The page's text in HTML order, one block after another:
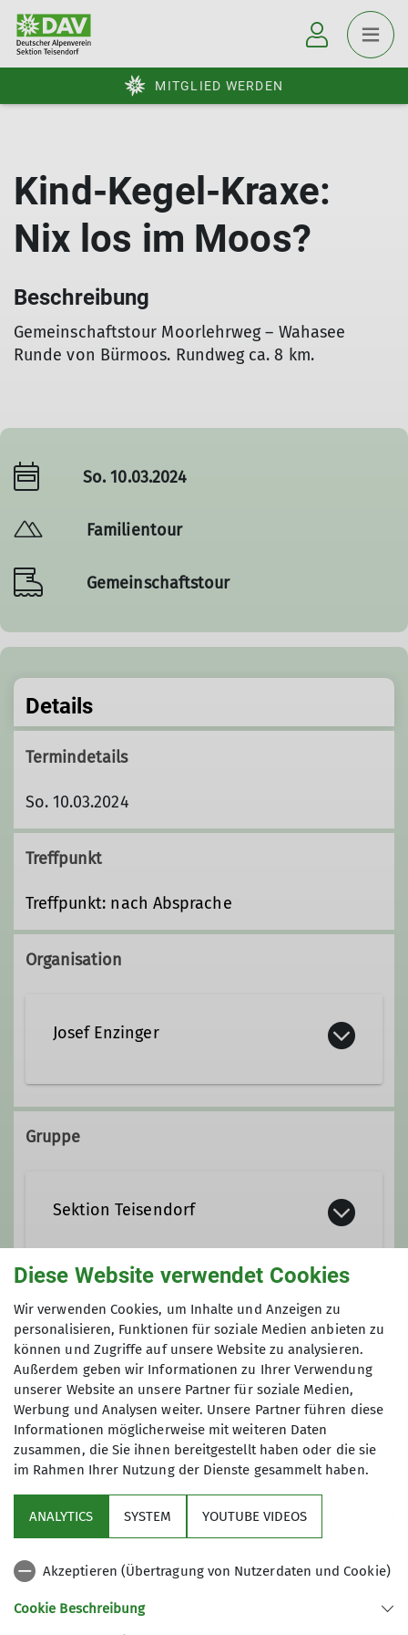
MITGLIED WERDEN
Kind-Kegel-Kraxe:
Nix los im Moos?
Beschreibung
Gemeinschaftstour Moorlehrweg – Wahasee
Runde von Bürmoos. Rundweg ca. 8 km.
So. 10.03.2024
Familientour
Gemeinschaftstour
Details
Termindetails
So. 10.03.2024
Treffpunkt
Treffpunkt: nach Absprache
Organisation
Josef Enzinger
+49 171 6798145
Trainer*in C Bergsteigen
Ämter
Jugendreferent*in
Gruppe
Sektion Teisendorf
Kind-Kegel-Kraxe
wichtige Infos
Partner
Diese Website verwendet Cookies
Wir verwenden Cookies, um Inhalte und Anzeigen zu
personalisieren, Funktionen für soziale Medien anbieten zu
können und Zugriffe auf unsere Website zu analysieren.
Außerdem geben wir Informationen zu Ihrer Verwendung
unserer Website an unsere Partner für soziale Medien,
Werbung und Analysen weiter. Unsere Partner führen diese
Informationen möglicherweise mit weiteren Daten
zusammen, die Sie ihnen bereitgestellt haben oder die sie
im Rahmen Ihrer Nutzung der Dienste gesammelt haben.
ANALYTICS SYSTEM YOUTUBE VIDEOS
Akzeptieren (Übertragung von Nutzerdaten und Cookie)
Cookie Beschreibung